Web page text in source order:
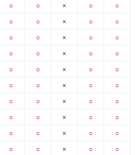
○
○
○
○
○
○
○
○
○
○
○
○
○
○
○
○
○
○
○
○
×
×
×
×
×
×
×
×
×
×
○
○
○
○
○
○
○
○
○
○
○
○
○
○
○
○
○
○
○
○